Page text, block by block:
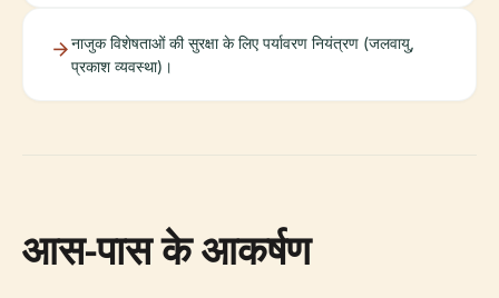
नाजुक विशेषताओं की सुरक्षा के लिए पर्यावरण नियंत्रण (जलवायु,
प्रकाश व्यवस्था)।
आस-पास के आकर्षण